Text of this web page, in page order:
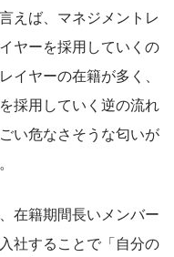
えば、マネジメントレ
ヤーを採用していくの
イヤーの在籍が多く、
採用していく逆の流れ
い危なさそうな匂いが
在籍期間長いメンバー
社することで「自分の